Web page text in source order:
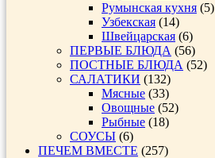
Румынская кухня (5)
Узбекская (14)
Швейцарская (6)
ПЕРВЫЕ БЛЮДА (56)
ПОСТНЫЕ БЛЮДА (52)
САЛАТИКИ (132)
Мясные (33)
Овощные (52)
Рыбные (18)
СОУСЫ (6)
ПЕЧЕМ ВМЕСТЕ (257)